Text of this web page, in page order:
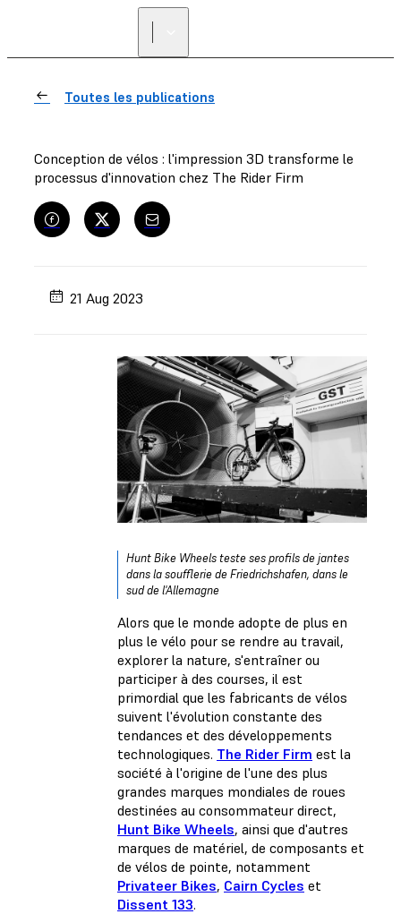
Toutes les publications
Conception de vélos : l'impression 3D transforme le
processus d'innovation chez The Rider Firm
21 Aug 2023
Hunt Bike Wheels teste ses profils de jantes
dans la soufflerie de Friedrichshafen, dans le
sud de l'Allemagne
Alors que le monde adopte de plus en
plus le vélo pour se rendre au travail,
explorer la nature, s'entraîner ou
participer à des courses, il est
primordial que les fabricants de vélos
suivent l'évolution constante des
tendances et des développements
technologiques. The Rider Firm est la
société à l'origine de l'une des plus
grandes marques mondiales de roues
destinées au consommateur direct,
Hunt Bike Wheels, ainsi que d'autres
marques de matériel, de composants et
de vélos de pointe, notamment
Privateer Bikes, Cairn Cycles et
Dissent 133.